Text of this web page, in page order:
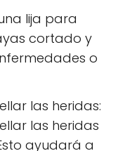
lija para
cortado y
o
las heridas:
las heridas
ayudará a